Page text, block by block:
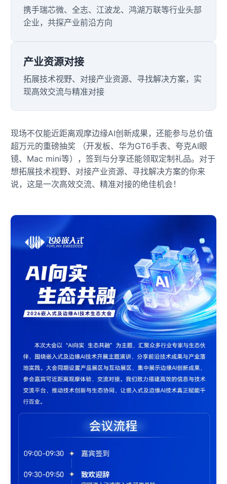
携手瑞芯微、全志、江波龙、鸿湖万联等行业头部
企业，共探产业前沿方向
产业资源对接
拓展技术视野、对接产业资源、寻找解决方案，实
现高效交流与精准对接
现场不仅能近距离观摩边缘AI创新成果，还能参与总价值
超万元的重磅抽奖 （开发板、华为GT6手表、夸克AI眼
镜、Mac mini等），签到与分享还能领取定制礼品。对于
想拓展技术视野、对接产业资源、寻找解决方案的你来
说，这是一次高效交流、精准对接的绝佳机会！